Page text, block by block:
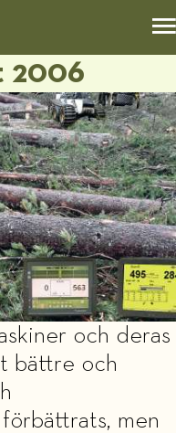
2006
och deras
bättre och
men